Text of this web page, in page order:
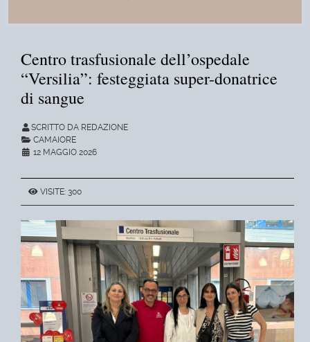
Centro trasfusionale dell’ospedale
“Versilia”: festeggiata super-donatrice
di sangue
SCRITTO DA REDAZIONE
CAMAIORE
12 MAGGIO 2026
VISITE: 300